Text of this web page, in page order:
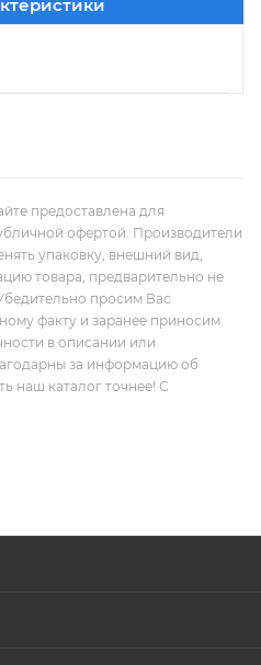
предоставлена для
офертой. Производители
упаковку, внешний вид,
товара, предварительно не
просим Вас
факту и заранее приносим
в описании или
за информацию об
наш каталог точнее! С